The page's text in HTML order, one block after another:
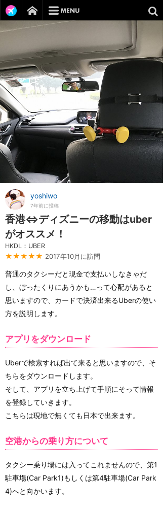
yoshiwo
7年前に投稿
香港⇔ディズニーの移動はuber
がオススメ！
HKDL：UBER
★★★★★ 2017年10月に訪問
普通のタクシーだと現金で支払いしなきゃだ
し、ぼったくりにあうかも…って心配があると
思いますので、カードで決済出来るUberの使い
方を説明します。
アプリをダウンロード
Uberで検索すれば出て来ると思いますので、そ
ちらをダウンロードします。
そして、アプリを立ち上げて手順にそって情報
を登録していきます。
こちらは現地で無くても日本で出来ます。
空港からの乗り方について
タクシー乗り場には入ってこれませんので、第1
駐車場(Car Park1)もしくは第4駐車場(Car Park
4)へと向かいます。